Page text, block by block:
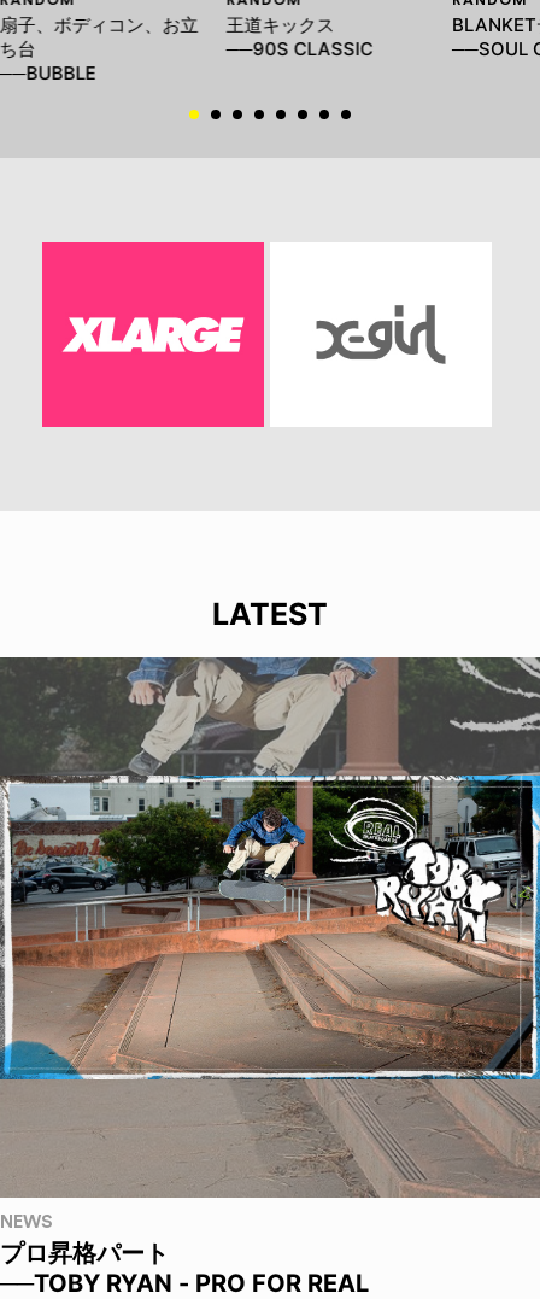
扇子、ボディコン、お立
ち台
──BUBBLE
王道キックス
──90S CLASSIC
──SOUL
LATEST
NEWS
プロ昇格パート
──TOBY RYAN - PRO FOR REAL